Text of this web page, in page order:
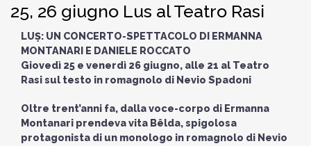
25, 26 giugno Lus al Teatro Rasi
LUṢ: UN CONCERTO-SPETTACOLO DI ERMANNA
MONTANARI E DANIELE ROCCATO
Giovedì 25 e venerdì 26 giugno, alle 21 al Teatro
Rasi sul testo in romagnolo di Nevio Spadoni
Oltre trent’anni fa, dalla voce-corpo di Ermanna
Montanari prendeva vita Bêlda, spigolosa
protagonista di un monologo in romagnolo di Nevio